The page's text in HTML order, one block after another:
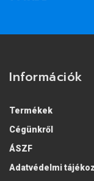
Információk
Termékek
Cégünkről
ÁSZF
Adatvédelmi